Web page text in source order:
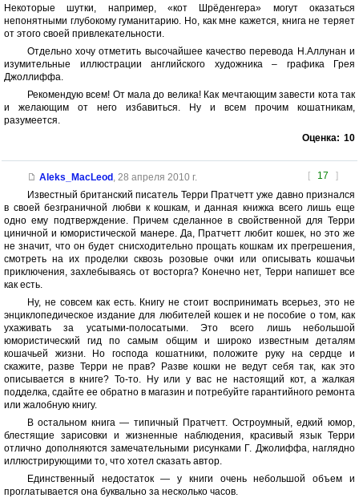
Некоторые шутки, например, «кот Шрёденгера» могут оказаться
непонятными глубокому гуманитарию. Но, как мне кажется, книга не теряет
от этого своей привлекательности.
Отдельно хочу отметить высочайшее качество перевода Н.Аллунан и
изумительные иллюстрации английского художника – графика Грея
Джоллиффа.
Рекомендую всем! От мала до велика! Как мечтающим завести кота так
и желающим от него избавиться. Ну и всем прочим кошатникам,
разумеется.
Оценка: 10
[ 17 ]
Aleks_MacLeod , 28 апреля 2010 г.
Известный британский писатель Терри Пратчетт уже давно признался
в своей безграничной любви к кошкам, и данная книжка всего лишь еще
одно ему подтверждение. Причем сделанное в свойственной для Терри
циничной и юмористической манере. Да, Пратчетт любит кошек, но это же
не значит, что он будет снисходительно прощать кошкам их прегрешения,
смотреть на их проделки сквозь розовые очки или описывать кошачьи
приключения, захлебываясь от восторга? Конечно нет, Терри напишет все
как есть.
Ну, не совсем как есть. Книгу не стоит воспринимать всерьез, это не
энциклопедическое издание для любителей кошек и не пособие о том, как
ухаживать за усатыми-полосатыми. Это всего лишь небольшой
юмористический гид по самым общим и широко известным деталям
кошачьей жизни. Но господа кошатники, положите руку на сердце и
скажите, разве Терри не прав? Разве кошки не ведут себя так, как это
описывается в книге? То-то. Ну или у вас не настоящий кот, а жалкая
подделка, сдайте ее обратно в магазин и потребуйте гарантийного ремонта
или жалобную книгу.
В остальном книга — типичный Пратчетт. Остроумный, едкий юмор,
блестящие зарисовки и жизненные наблюдения, красивый язык Терри
отлично дополняются замечательными рисунками Г. Джолиффа, наглядно
иллюстрирующими то, что хотел сказать автор.
Единственный недостаток — у книги очень небольшой объем и
проглатывается она буквально за несколько часов.